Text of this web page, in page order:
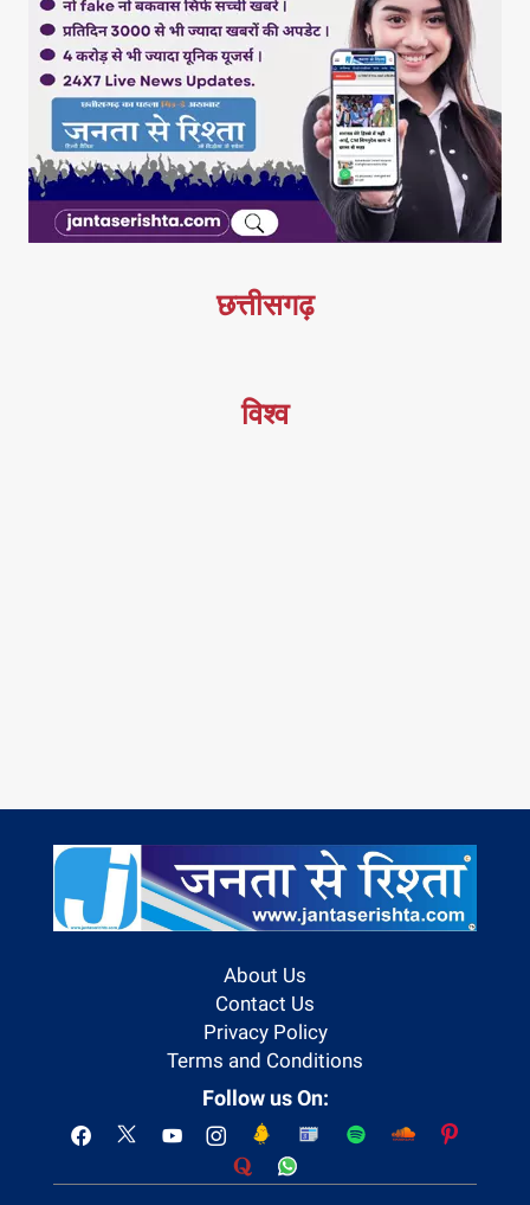
छत्तीसगढ़
विश्व
About Us
Contact Us
Privacy Policy
Terms and Conditions
Follow us On: